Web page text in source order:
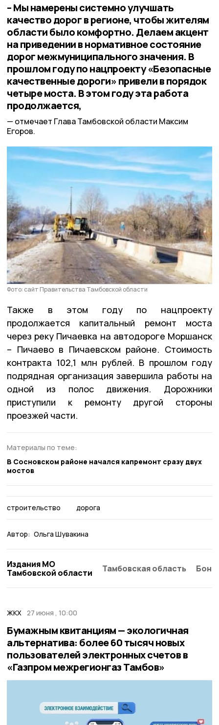
– Мы намерены системно улучшать
качество дорог в регионе, чтобы жителям
области было комфортно. Делаем акцент
на приведении в нормативное состояние
дорог межмуниципального значения. В
прошлом году по нацпроекту «Безопасные
качественные дороги» привели в порядок
четыре моста. В этом году эта работа
продолжается,
отмечает Глава Тамбовской области Максим
Егоров.
Фото: сайт Правительства Тамбовской области
Также в этом году по нацпроекту
продолжается капитальный ремонт моста
через реку Пичаевка на автодороге Моршанск
– Пичаево в Пичаевском районе. Стоимость
контракта 102,1 млн рублей. В прошлом году
подрядная организация завершила работы на
одной из полос движения. Дорожники
приступили к ремонту другой стороны
проезжей части.
Материалы по теме:
В Сосновском районе начался капремонт сразу двух
мостов
строительство дорога
Автор: Ольга Шувакина
Издания МО
Тамбовской области
Тамбовская область
ЖКХ 27 июня , 10:00
Бумажным квитанциям — экологичная
альтернатива: более 60 тысяч новых
пользователей электронных счетов в
«Газпром межрегионгаз Тамбов»